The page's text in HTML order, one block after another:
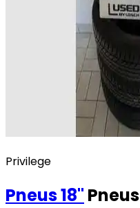
Privilege
Pneus18" Pneus